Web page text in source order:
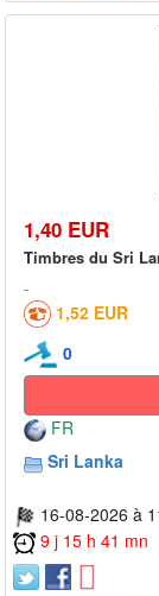
1,40 EUR
Timbres du Sri
1,52 EUR
0
FR
Sri Lanka
16-08-2026 à
9 j 15 h 41 mn